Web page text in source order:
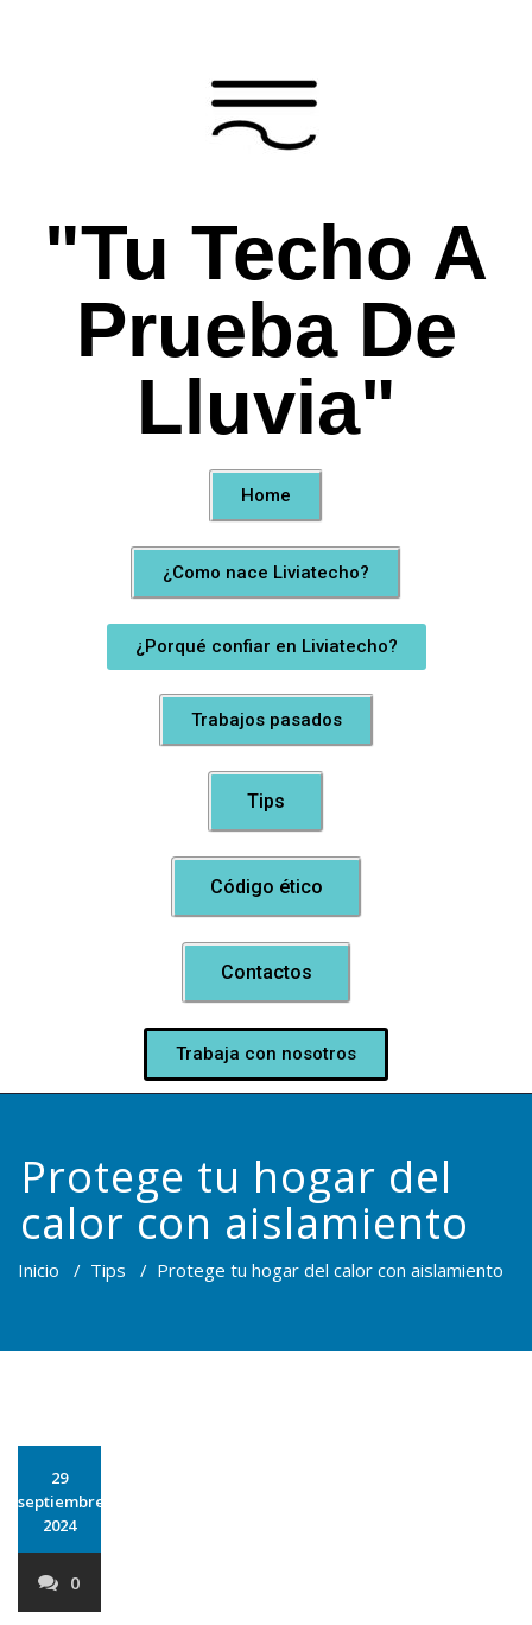
"Tu Techo A
Prueba De
Lluvia"
Home
¿Como nace Liviatecho?
¿Porqué confiar en Liviatecho?
Trabajos pasados
Tips
Código ético
Contactos
Trabaja con nosotros
Protege tu hogar del
calor con aislamiento
Inicio / Tips / Protege tu hogar del calor con aislamiento
29
septiembre
2024
0